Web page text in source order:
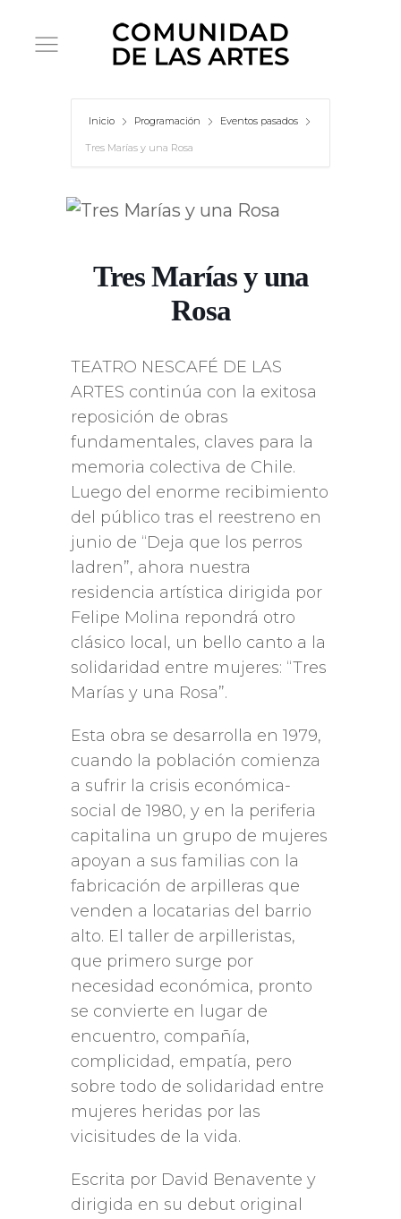
Inicio Programación Eventos pasados
Tres Marías y una Rosa
Tres Marías y una
Rosa
TEATRO NESCAFÉ DE LAS
ARTES continúa con la exitosa
reposición de obras
fundamentales, claves para la
memoria colectiva de Chile.
Luego del enorme recibimiento
del público tras el reestreno en
junio de “Deja que los perros
ladren”, ahora nuestra
residencia artística dirigida por
Felipe Molina repondrá otro
clásico local, un bello canto a la
solidaridad entre mujeres: “Tres
Marías y una Rosa”.
Esta obra se desarrolla en 1979,
cuando la población comienza
a sufrir la crisis económica-
social de 1980, y en la periferia
capitalina un grupo de mujeres
apoyan a sus familias con la
fabricación de arpilleras que
venden a locatarias del barrio
alto. El taller de arpilleristas,
que primero surge por
necesidad económica, pronto
se convierte en lugar de
encuentro, compañía,
complicidad, empatía, pero
sobre todo de solidaridad entre
mujeres heridas por las
vicisitudes de la vida.
Escrita por David Benavente y
dirigida en su debut original